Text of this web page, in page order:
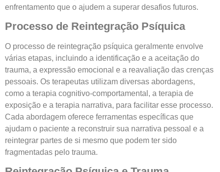
enfrentamento que o ajudem a superar desafios futuros.
Processo de Reintegração Psíquica
O processo de reintegração psíquica geralmente envolve
várias etapas, incluindo a identificação e a aceitação do
trauma, a expressão emocional e a reavaliação das crenças
pessoais. Os terapeutas utilizam diversas abordagens,
como a terapia cognitivo-comportamental, a terapia de
exposição e a terapia narrativa, para facilitar esse processo.
Cada abordagem oferece ferramentas específicas que
ajudam o paciente a reconstruir sua narrativa pessoal e a
reintegrar partes de si mesmo que podem ter sido
fragmentadas pelo trauma.